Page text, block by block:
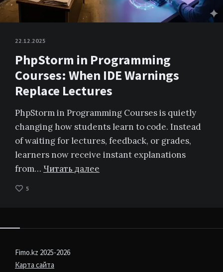
22.12.2025
PhpStorm in Programming
Courses: When IDE Warnings
Replace Lectures
PhpStorm in Programming Courses is quietly
changing how students learn to code. Instead
of waiting for lectures, feedback, or grades,
learners now receive instant explanations
from… Читать далее
5
Fimo.kz 2025-2026
Карта сайта